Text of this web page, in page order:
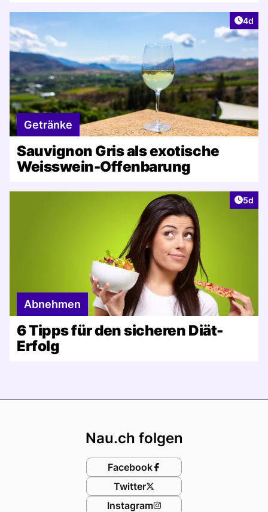
4d
Getränke
Sauvignon Gris als exotische
Weisswein-Offenbarung
5d
Abnehmen
6 Tipps für den sicheren Diät-
Erfolg
Nau.ch folgen
Facebook
Twitter
Instagram